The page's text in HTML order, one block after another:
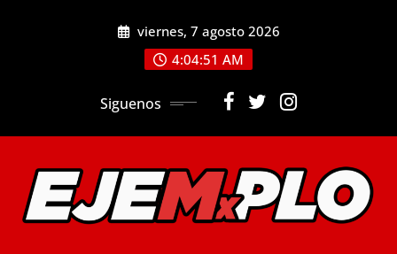
viernes, 7 agosto 2026
4:04:52 AM
Siguenos